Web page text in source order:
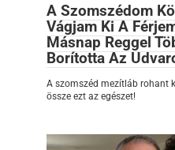
A Szomszédom
Vágjam Ki A
Másnap Reggel
Borította Az
A szomszéd mezítláb rohant
össze ezt az egészet!